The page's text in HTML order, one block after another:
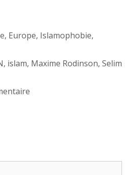
, Europe, Islamophobie,
, islam, Maxime Rodinson, Selim